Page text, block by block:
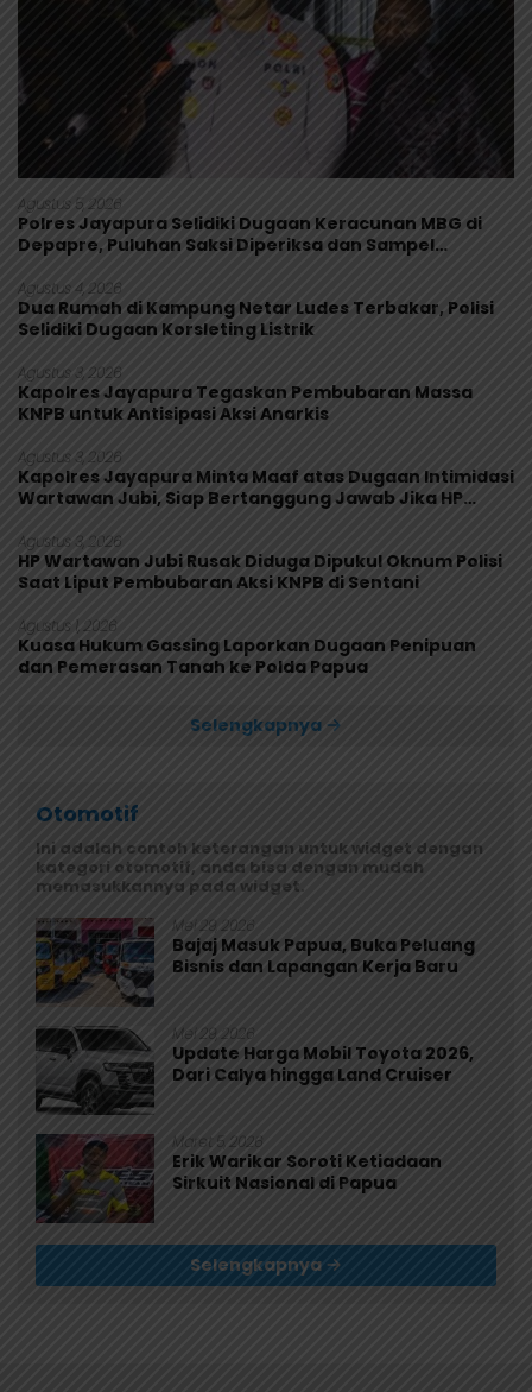
Agustus 5, 2026
Polres Jayapura Selidiki Dugaan Keracunan MBG di
Depapre, Puluhan Saksi Diperiksa dan Sampel
Agustus 4, 2026
Dua Rumah di Kampung Netar Ludes Terbakar, Polisi
Selidiki Dugaan Korsleting Listrik
Agustus 3, 2026
Kapolres Jayapura Tegaskan Pembubaran Massa
KNPB untuk Antisipasi Aksi Anarkis
Agustus 3, 2026
Kapolres Jayapura Minta Maaf atas Dugaan Intimidasi
Wartawan Jubi, Siap Bertanggung Jawab Jika HP
Agustus 3, 2026
HP Wartawan Jubi Rusak Diduga Dipukul Oknum Polisi
Saat Liput Pembubaran Aksi KNPB di Sentani
Agustus 1, 2026
Kuasa Hukum Gassing Laporkan Dugaan Penipuan
dan Pemerasan Tanah ke Polda Papua
Selengkapnya
Otomotif
Ini adalah contoh keterangan untuk widget dengan
kategori otomotif, anda bisa dengan mudah
memasukkannya pada widget.
Mei 29, 2026
Bajaj Masuk Papua, Buka Peluang
Bisnis dan Lapangan Kerja Baru
Mei 29, 2026
Update Harga Mobil Toyota 2026,
Dari Calya hingga Land Cruiser
Maret 5, 2026
Erik Warikar Soroti Ketiadaan
Sirkuit Nasional di Papua
Selengkapnya